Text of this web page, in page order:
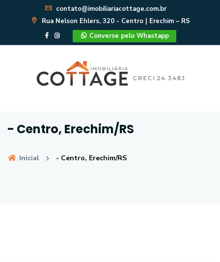
contato@imobiliariacottage.com.br
Rua Nelson Ehlers, 320 - Centro | Erechim – RS
Converse pelo Whastapp
- Centro, Erechim/RS
Inicial - Centro, Erechim/RS